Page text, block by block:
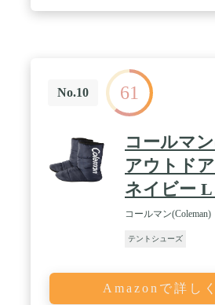
No.10 61
コールマ
アウトド
ネイビー L
コールマン(Coleman)
テントシューズ
Amazonで詳し